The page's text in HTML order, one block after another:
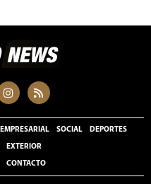
EMPRESARIAL SOCIAL DEPORTES
EXTERIOR
CONTACTO